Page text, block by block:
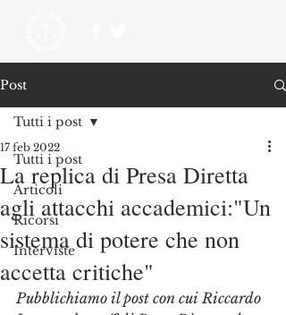
Post
Tutti i post
Articoli
Ricorsi
Interviste
Tutti i post
La replica di Presa Diretta
agli attacchi accademici:"Un
sistema di potere che non
accetta critiche"
17 feb 2022
Pubblichiamo il post con cui Riccardo